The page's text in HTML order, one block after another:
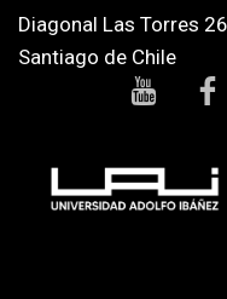
Diagonal Las Torres
Santiago de Chile